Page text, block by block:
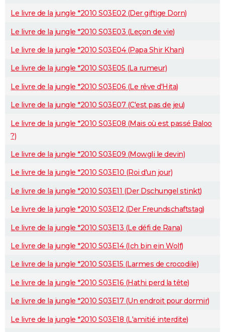
Le livre de la jungle *2010 S03E02 (Der giftige Dorn)
Le livre de la jungle *2010 S03E03 (Leçon de vie)
Le livre de la jungle *2010 S03E04 (Papa Shir Khan)
Le livre de la jungle *2010 S03E05 (La rumeur)
Le livre de la jungle *2010 S03E06 (Le rêve d'Hita)
Le livre de la jungle *2010 S03E07 (C'est pas de jeu)
Le livre de la jungle *2010 S03E08 (Mais où est passé Baloo
?)
Le livre de la jungle *2010 S03E09 (Mowgli le devin)
Le livre de la jungle *2010 S03E10 (Roi d'un jour)
Le livre de la jungle *2010 S03E11 (Der Dschungel stinkt)
Le livre de la jungle *2010 S03E12 (Der Freundschaftstag)
Le livre de la jungle *2010 S03E13 (Le défi de Rana)
Le livre de la jungle *2010 S03E14 (Ich bin ein Wolf)
Le livre de la jungle *2010 S03E15 (Larmes de crocodile)
Le livre de la jungle *2010 S03E16 (Hathi perd la tête)
Le livre de la jungle *2010 S03E17 (Un endroit pour dormir)
Le livre de la jungle *2010 S03E18 (L'amitié interdite)